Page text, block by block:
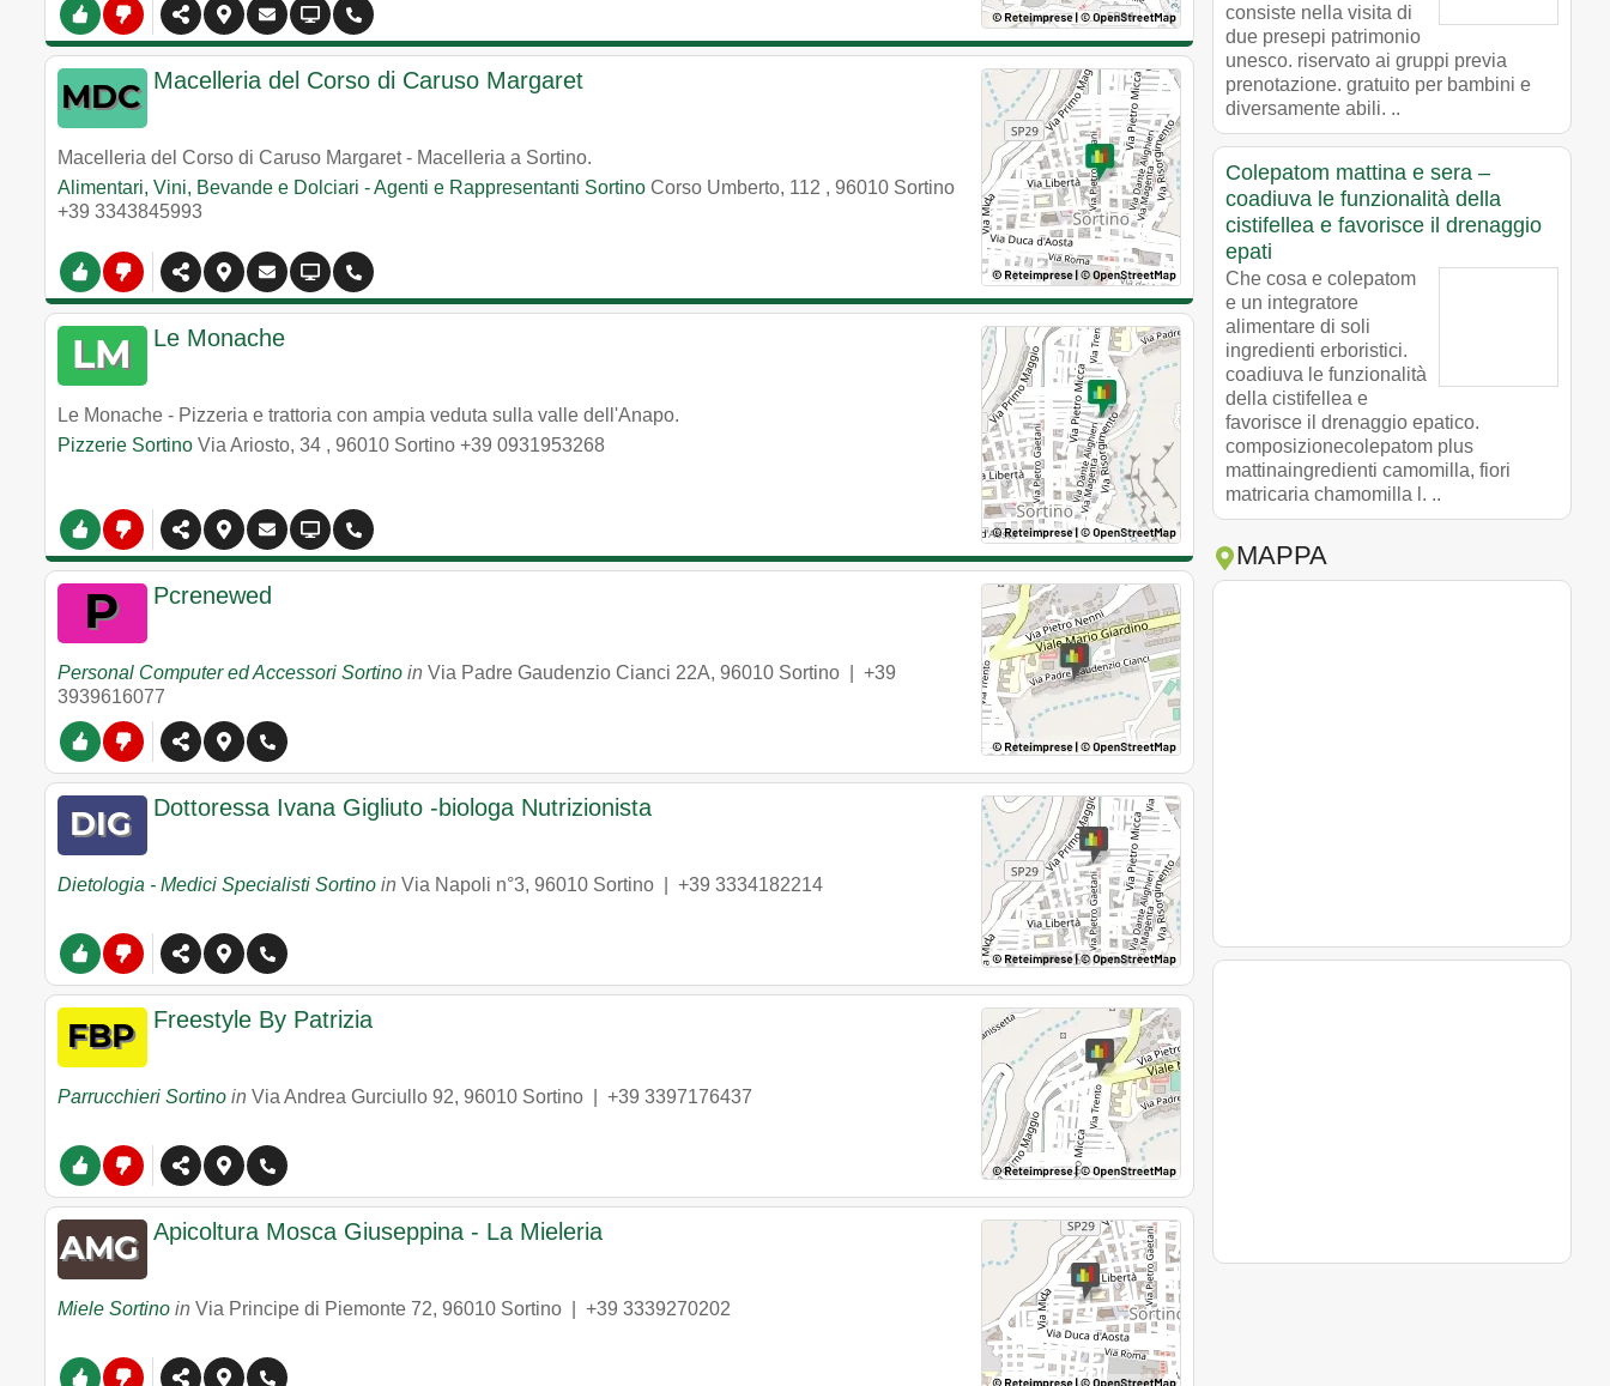
Macelleria del Corso di Caruso Margaret
Macelleria del Corso di Caruso Margaret - Macelleria a Sortino.
Alimentari, Vini, Bevande e Dolciari - Agenti e Rappresentanti Sortino Corso Umberto, 112 , 96010 Sortino
+39 3343845993
Le Monache
Le Monache - Pizzeria e trattoria con ampia veduta sulla valle dell'Anapo.
Pizzerie Sortino Via Ariosto, 34 , 96010 Sortino +39 0931953268
Pcrenewed
Personal Computer ed Accessori Sortino in Via Padre Gaudenzio Cianci 22A, 96010 Sortino
+39
3939616077
Dottoressa Ivana Gigliuto -biologa Nutrizionista
Dietologia - Medici Specialisti Sortino in Via Napoli n°3, 96010 Sortino +39 3334182214
Freestyle By Patrizia
Parrucchieri Sortino in Via Andrea Gurciullo 92, 96010 Sortino +39 3397176437
Apicoltura Mosca Giuseppina - La Mieleria
Miele Sortino in Via Principe di Piemonte 72, 96010 Sortino +39 3339270202
consiste nella visita di
due presepi patrimonio
unesco. riservato ai gruppi previa
prenotazione. gratuito per bambini e
diversamente abili. ..
Colepatom mattina e sera –
coadiuva le funzionalità della
cistifellea e favorisce il drenaggio
epati
Che cosa e colepatom
e un integratore
alimentare di soli
ingredienti erboristici.
coadiuva le funzionalità
della cistifellea e
favorisce il drenaggio epatico.
composizionecolepatom plus
mattinaingredienti camomilla, fiori
matricaria chamomilla l. ..
MAPPA